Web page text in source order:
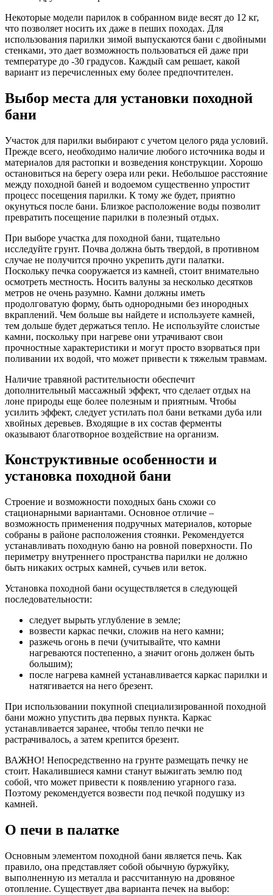
Некоторые модели парилок в собранном виде весят до 12 кг,
что позволяет носить их даже в пеших походах. Для
использования парилки зимой выпускаются бани с двойными
стенками, это дает возможность пользоваться ей даже при
температуре до -30 градусов. Каждый сам решает, какой
вариант из перечисленных ему более предпочтителен.
Выбор места для установки походной
бани
Участок для парилки выбирают с учетом целого ряда условий.
Прежде всего, необходимо наличие любого источника воды и
материалов для растопки и возведения конструкции. Хорошо
остановиться на берегу озера или реки. Небольшое расстояние
между походной баней и водоемом существенно упростит
процесс посещения парилки. К тому же будет, приятно
окунуться после бани. Близкое расположение воды позволит
превратить посещение парилки в полезный отдых.
При выборе участка для походной бани, тщательно
исследуйте грунт. Почва должна быть твердой, в противном
случае не получится прочно укрепить дуги палатки.
Поскольку печка сооружается из камней, стоит внимательно
осмотреть местность. Носить валуны за несколько десятков
метров не очень разумно. Камни должны иметь
продолговатую форму, быть однородными без инородных
вкраплений. Чем больше вы найдете и используете камней,
тем дольше будет держаться тепло. Не используйте слоистые
камни, поскольку при нагреве они утрачивают свои
прочностные характеристики и могут просто взорваться при
поливании их водой, что может привести к тяжелым травмам.
Наличие травяной растительности обеспечит
дополнительный массажный эффект, что сделает отдых на
лоне природы еще более полезным и приятным. Чтобы
усилить эффект, следует устилать пол бани ветками дуба или
хвойных деревьев. Входящие в их состав ферменты
оказывают благотворное воздействие на организм.
Конструктивные особенности и
установка походной бани
Строение и возможности походных бань схожи со
стационарными вариантами. Основное отличие –
возможность применения подручных материалов, которые
собраны в районе расположения стоянки. Рекомендуется
устанавливать походную баню на ровной поверхности. По
периметру внутреннего пространства парилки не должно
быть никаких острых камней, сучьев или веток.
Установка походной бани осуществляется в следующей
последовательности:
следует вырыть углубление в земле;
возвести каркас печки, сложив на него камни;
разжечь огонь в печи (учитывайте, что камни
нагреваются постепенно, а значит огонь должен быть
большим);
после нагрева камней устанавливается каркас парилки и
натягивается на него брезент.
При использовании покупной специализированной походной
бани можно упустить два первых пункта. Каркас
устанавливается заранее, чтобы тепло печки не
растрачивалось, а затем крепится брезент.
ВАЖНО! Непосредственно на грунте размещать печку не
стоит. Накалившиеся камни станут выжигать землю под
собой, что может привести к появлению угарного газа.
Поэтому рекомендуется возвести под печкой подушку из
камней.
О печи в палатке
Основным элементом походной бани является печь. Как
правило, она представляет собой обычную буржуйку,
выполненную из металла и рассчитанную на дровяное
отопление. Существует два варианта печек на выбор: